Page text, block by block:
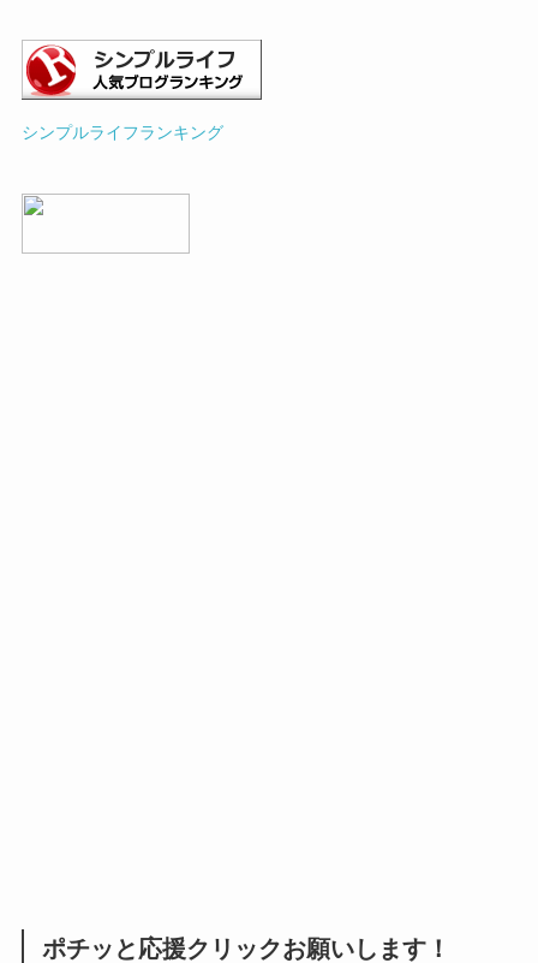
シンプルライフランキング
ポチッと応援クリックお願いします！